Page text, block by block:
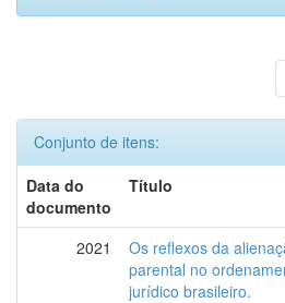
Conjunto de itens:
Data do
documento
Título
2021
Os reflexos da
parental no
jurídico brasileiro.